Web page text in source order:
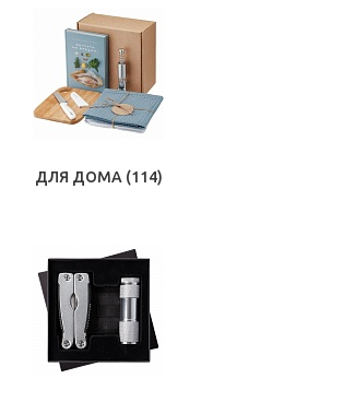
ДЛЯ ДОМА (114)